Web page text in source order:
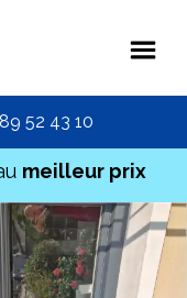
52 43 10
meilleur prix